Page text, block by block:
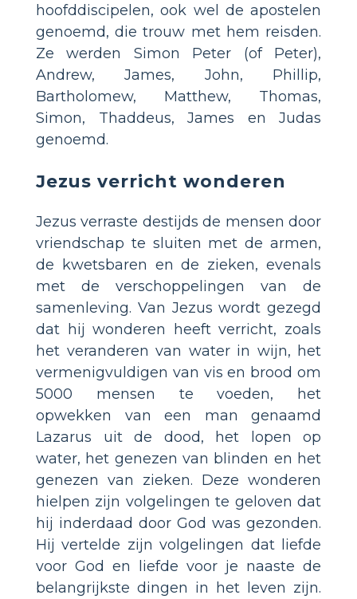
hoofddiscipelen, ook wel de apostelen
genoemd, die trouw met hem reisden.
Ze werden Simon Peter (of Peter),
Andrew, James, John, Phillip,
Bartholomew, Matthew, Thomas,
Simon, Thaddeus, James en Judas
genoemd.
Jezus verricht wonderen
Jezus verraste destijds de mensen door
vriendschap te sluiten met de armen,
de kwetsbaren en de zieken, evenals
met de verschoppelingen van de
samenleving. Van Jezus wordt gezegd
dat hij wonderen heeft verricht, zoals
het veranderen van water in wijn, het
vermenigvuldigen van vis en brood om
5000 mensen te voeden, het
opwekken van een man genaamd
Lazarus uit de dood, het lopen op
water, het genezen van blinden en het
genezen van zieken. Deze wonderen
hielpen zijn volgelingen te geloven dat
hij inderdaad door God was gezonden.
Hij vertelde zijn volgelingen dat liefde
voor God en liefde voor je naaste de
belangrijkste dingen in het leven zijn.